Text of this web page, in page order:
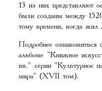
13 из них представляют
были созданы между
тому времени, когда
Подробнее
альбоме "Книжное
вв." серии "Культурное
мира" (XVII том).